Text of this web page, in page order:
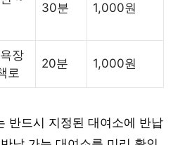
30분 1,000원
장
로
20분 1,000원
반드시 지정된 대여소에 반납